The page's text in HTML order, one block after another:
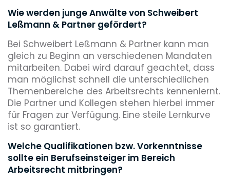
Wie werden junge Anwälte von Schweibert
Leßmann & Partner gefördert?
Bei Schweibert Leßmann & Partner kann man
gleich zu Beginn an verschiedenen Mandaten
mitarbeiten. Dabei wird darauf geachtet, dass
man möglichst schnell die unterschiedlichen
Themenbereiche des Arbeitsrechts kennenlernt.
Die Partner und Kollegen stehen hierbei immer
für Fragen zur Verfügung. Eine steile Lernkurve
ist so garantiert.
Welche Qualifikationen bzw. Vorkenntnisse
sollte ein Berufseinsteiger im Bereich
Arbeitsrecht mitbringen?